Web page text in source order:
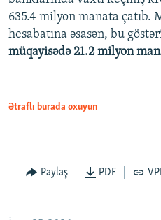
Auto 240p
720p
635.4 milyon manata çatıb.
hesabatına əsasən, bu
müqayisədə 21.2 milyon
Ətraflı burada oxuyun
Paylaş PDF